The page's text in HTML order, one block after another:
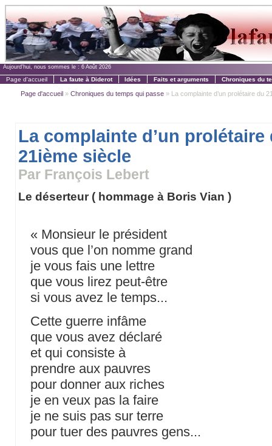
Aujourd'hui, nous sommes le : 6 Août 2026
Page d'accueil La faute à Diderot Idées Faits et arguments Chroniques du
Page d'accueil »Chroniques du temps qui passe » La complainte d’un prolétaire du
La complainte d’un prolétaire
21ième siècle
Par François Lebert
Le déserteur ( hommage à Boris Vian )
« Monsieur le président
vous que l’on nomme grand
je vous fais une lettre
que vous lirez peut-être
si vous avez le temps...
Cette guerre infâme
que vous avez déclaré
et qui consiste à
prendre aux pauvres
pour donner aux riches
je en veux pas la faire
je ne suis pas sur terre
pour tuer des pauvres gens...